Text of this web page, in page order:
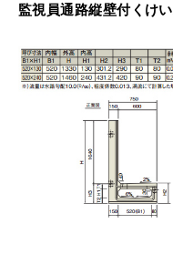
監視員通路縦壁付くけ